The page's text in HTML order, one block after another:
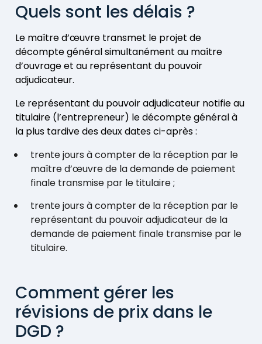
Quels sont les délais ?
Le maître d’œuvre transmet le projet de
décompte général simultanément au maître
d’ouvrage et au représentant du pouvoir
adjudicateur.
Le représentant du pouvoir adjudicateur notifie au
titulaire (l’entrepreneur) le décompte général à
la plus tardive des deux dates ci-après :
trente jours à compter de la réception par le
maître d’œuvre de la demande de paiement
finale transmise par le titulaire ;
trente jours à compter de la réception par le
représentant du pouvoir adjudicateur de la
demande de paiement finale transmise par le
titulaire.
Comment gérer les
révisions de prix dans le
DGD ?